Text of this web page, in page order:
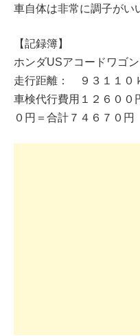
車自体は非常に調子がい
【記録簿】
ホンダUSアコードワゴ
走行距離： ９３１１０
車検代行費用１２６００
０円＝合計７４６７０円